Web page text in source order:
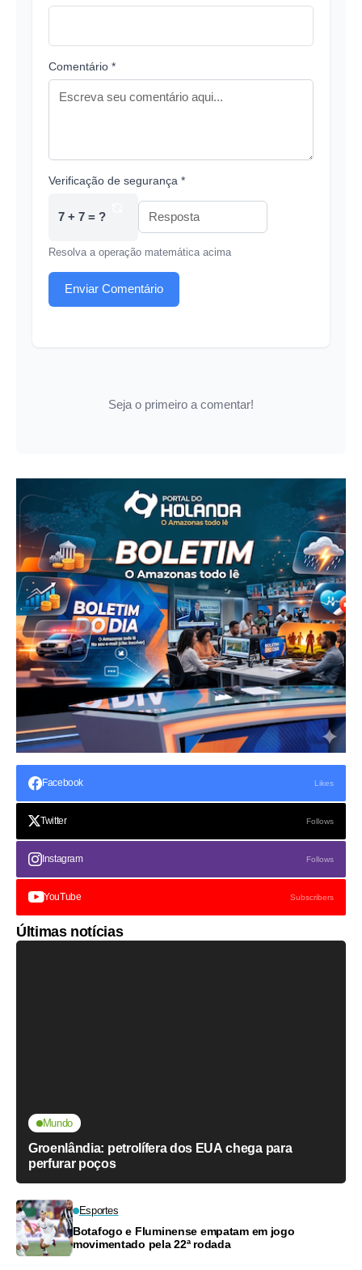
Comentário *
Verificação de segurança *
7 + 7 = ?
Resolva a operação matemática acima
Enviar Comentário
Seja o primeiro a comentar!
Facebook Likes
Twitter Follows
Instagram Follows
YouTube Subscribers
Últimas notícias
Mundo
Groenlândia: petrolífera dos EUA chega para
perfurar poços
Esportes
Botafogo e Fluminense empatam em jogo
movimentado pela 22ª rodada